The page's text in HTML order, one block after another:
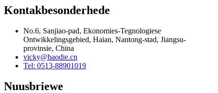
Kontakbesonderhede
No.6, Sanjiao-pad, Ekonomies-Tegnologiese
Ontwikkelingsgebied, Haian, Nantong-stad, Jiangsu-
provinsie, China
vicky@baodie.cn
Tel: 0513-88901019
Nuusbriewe